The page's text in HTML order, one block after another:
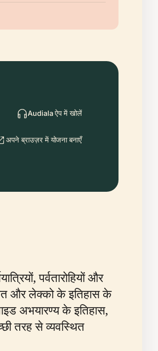
Audiala ऐप में खोलें
अपने ब्राउज़र में योजना बनाएँ
पर्वतारोहियों और
और लेक्को के इतिहास के
अभयारण्य के इतिहास,
तरह से व्यवस्थित